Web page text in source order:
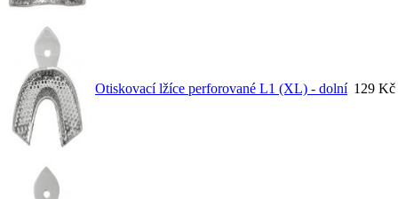
Otiskovací lžíce perforované L1 (XL) - dolní 129 Kč